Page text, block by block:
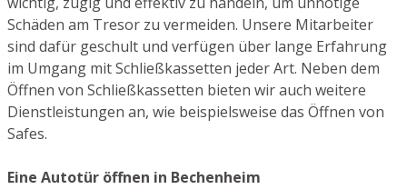
Schäden am Tresor zu vermeiden. Unsere Mitarbeiter
sind dafür geschult und verfügen über lange Erfahrung
im Umgang mit Schließkassetten jeder Art. Neben dem
Öffnen von Schließkassetten bieten wir auch weitere
Dienstleistungen an, wie beispielsweise das Öffnen von
Safes.
Eine Autotür öffnen in Bechenheim